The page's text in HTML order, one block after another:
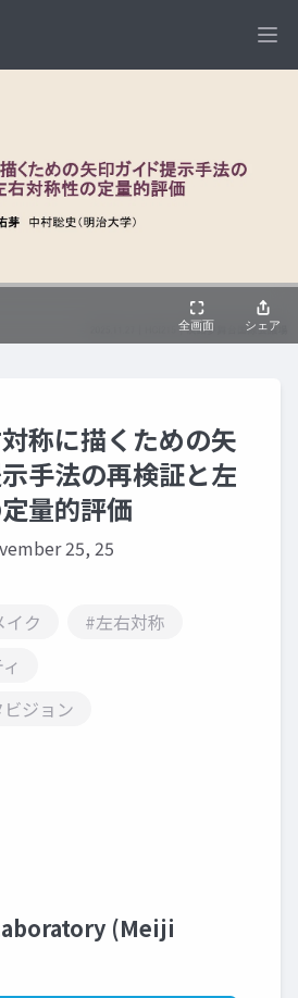
称に描くための矢
手法の再検証と左
量的評価
25, 25
イク
#左右対称
ジョン
(Meiji